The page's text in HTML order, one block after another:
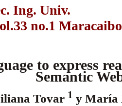
Ing. Univ.
no.1
to express
Semantic
Tovar 1 y María